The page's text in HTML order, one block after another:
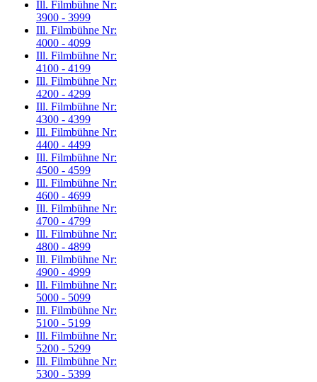
Ill. Filmbühne Nr:
3900 - 3999
Ill. Filmbühne Nr:
4000 - 4099
Ill. Filmbühne Nr:
4100 - 4199
Ill. Filmbühne Nr:
4200 - 4299
Ill. Filmbühne Nr:
4300 - 4399
Ill. Filmbühne Nr:
4400 - 4499
Ill. Filmbühne Nr:
4500 - 4599
Ill. Filmbühne Nr:
4600 - 4699
Ill. Filmbühne Nr:
4700 - 4799
Ill. Filmbühne Nr:
4800 - 4899
Ill. Filmbühne Nr:
4900 - 4999
Ill. Filmbühne Nr:
5000 - 5099
Ill. Filmbühne Nr:
5100 - 5199
Ill. Filmbühne Nr:
5200 - 5299
Ill. Filmbühne Nr:
5300 - 5399